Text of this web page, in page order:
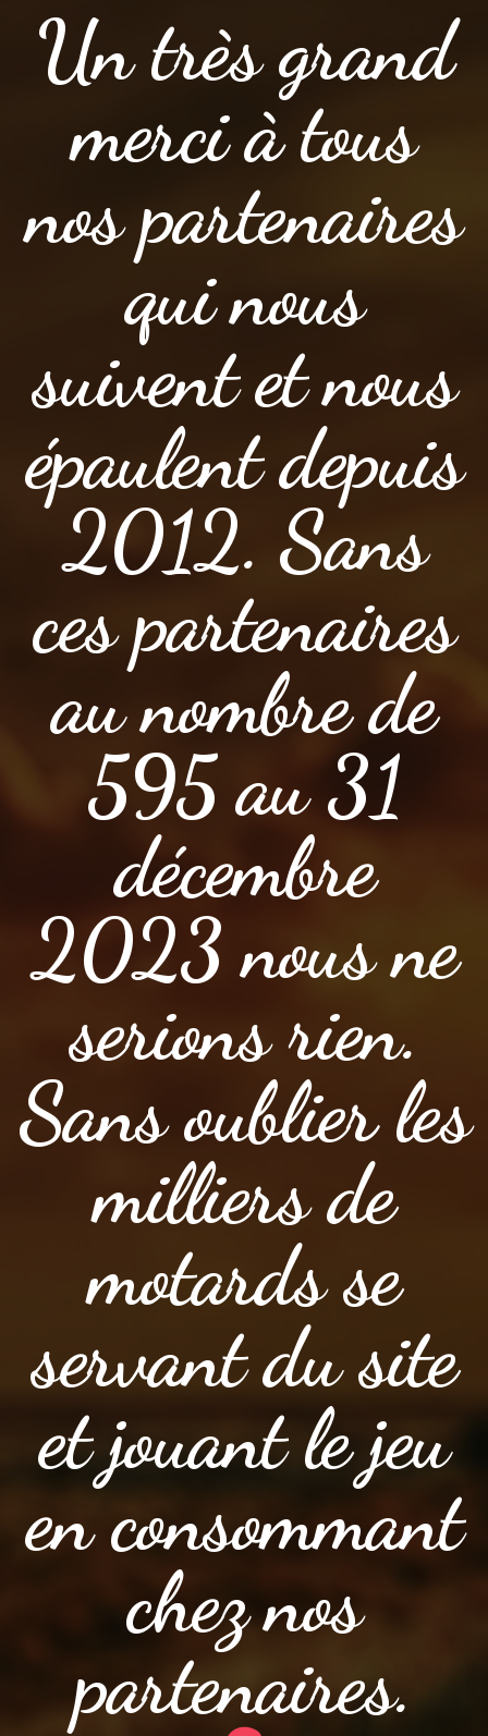
Un très grand
merci à tous
nos partenaires
qui nous
suivent et nous
épaulent depuis
2012. Sans
ces partenaires
au nombre de
595 au 31
décembre
2023 nous ne
serions rien.
Sans oublier les
milliers de
motards se
servant du site
et jouant le jeu
en consommant
chez nos
partenaires.